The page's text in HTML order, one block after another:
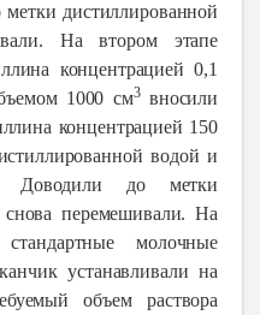
дистиллированной
На втором этапе
концентрацией 0,1
1000 см3вносили
концентрацией 150
водой и
Доводили до метки
перемешивали. На
молочные
устанавливали на
объем раствора